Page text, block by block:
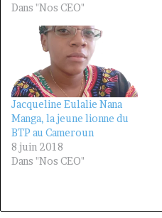
Dans "Nos CEO"
Jacqueline Eulalie Nana
Manga, la jeune lionne du
BTP au Cameroun
8 juin 2018
Dans "Nos CEO"